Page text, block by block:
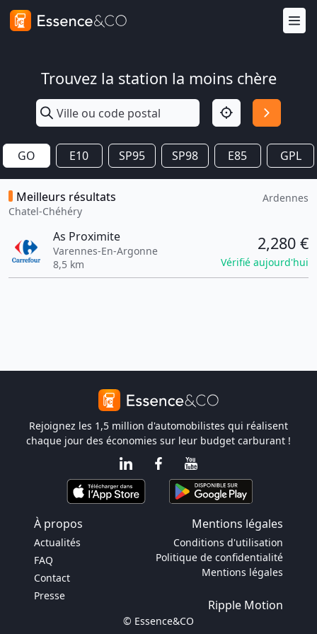
Trouvez la station la moins chère
GO E10 SP95 SP98 E85 GPL
Meilleurs résultats
Chatel-Chéhéry
Ardennes
As Proximite
Varennes-En-Argonne
8,5 km
2,280 €
Vérifié aujourd'hui
Rejoignez les 1,5 million d'automobilistes qui réalisent
chaque jour des économies sur leur budget carburant !
À propos Mentions légales
Actualités
FAQ
Contact
Presse
Conditions d'utilisation
Politique de confidentialité
Mentions légales
Ripple Motion
© Essence&CO